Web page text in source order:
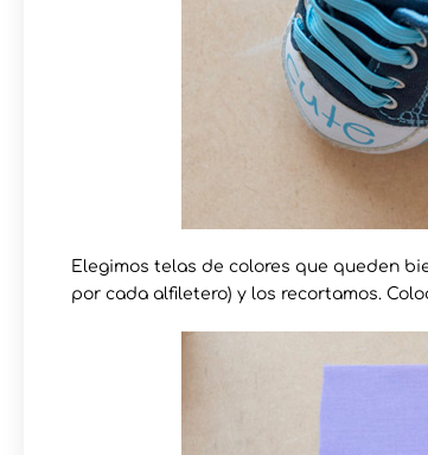
Elegimos telas de colores que queden
por cada alfiletero) y los recortamos.